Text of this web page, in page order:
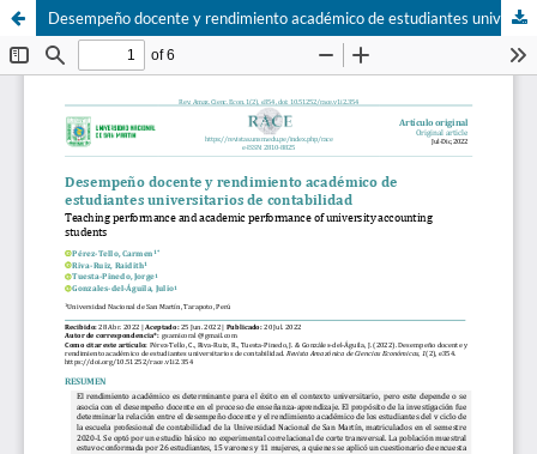
Desempeño docente y rendimiento académico de estudiantes universitarios de contabilidad